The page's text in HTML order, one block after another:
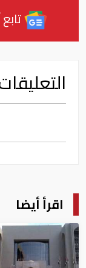
اقرأ أيضا